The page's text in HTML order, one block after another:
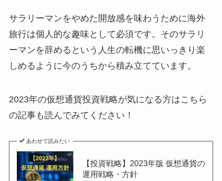
サラリーマンをやめた開放感を味わうために海外
旅行は個人的な趣味として必須です。そのサラリ
ーマンを辞めるという人生の転機に思いっきり楽
しめるように今のうちから積み立てています。
2023年の仮想通貨投資戦略が気になる方はこちら
の記事も読んでみてください！
あわせて読みたい
【投資戦略】2023年版 仮想通貨の
運用戦略・方針